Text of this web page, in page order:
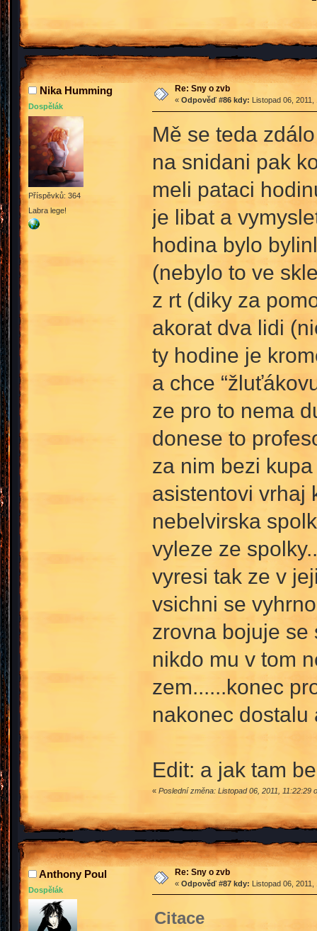
Nika Humming
Dospělák
Příspěvků: 364
Labra lege!
Re: Sny o zvb
« Odpověď #86 kdy: Listopad 06,
Mě se teda
na snidani pak
meli pataci
je libat a
hodina bylo
(nebylo to ve
z rt (diky za
akorat dva lidi
ty hodine je
a chce
ze pro to nema
donese to
za nim bezi
asistentovi vrhaj
nebelvirska
vyleze ze
vyresi tak ze v
vsichni se
zrovna bojuje se
nikdo mu v tom
zem......konec
nakonec dostalu
Edit: a jak tam
« Poslední změna: Listopad 06, 2011, 11:22:29
Anthony Poul
Dospělák
Re: Sny o zvb
« Odpověď #87 kdy: Listopad 06, 2011,
Citace